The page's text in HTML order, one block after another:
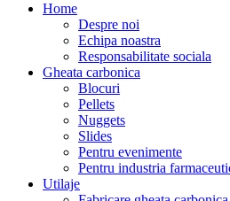
Home
Despre noi
Echipa noastra
Responsabilitate sociala
Gheata carbonica
Blocuri
Pellets
Nuggets
Slides
Pentru evenimente
Pentru industria
Utilaje